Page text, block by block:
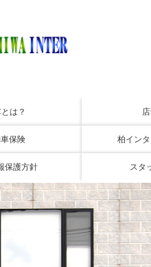
は？
保険 柏イン
保護方針 スタ